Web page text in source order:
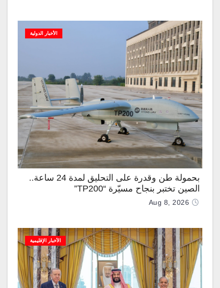
الأخبار الدولية
بحمولة طن وقدرة على التحليق لمدة 24 ساعة..
الصين تختبر بنجاح مسيّرة “TP200”
Aug 8, 2026
الأخبار الإقليمية